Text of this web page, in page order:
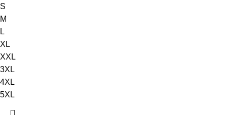
S
M
L
XL
XXL
3XL
4XL
5XL